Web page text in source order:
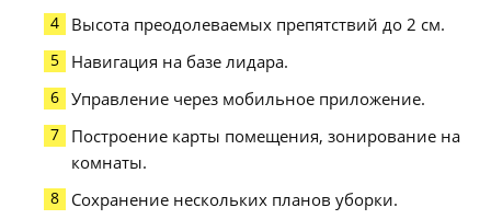
Высота преодолеваемых препятствий до 2 см.
Навигация на базе лидара.
Управление через мобильное приложение.
Построение карты помещения, зонирование на
комнаты.
Сохранение нескольких планов уборки.